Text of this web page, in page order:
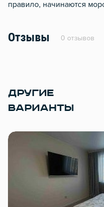
правило, начинаются
Отзывы 0 отзывов
ДРУГИЕ
ВАРИАНТЫ